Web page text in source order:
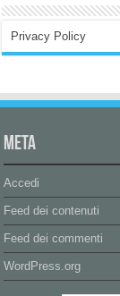
Privacy Policy
Meta
Accedi
Feed dei contenuti
Feed dei commenti
WordPress.org